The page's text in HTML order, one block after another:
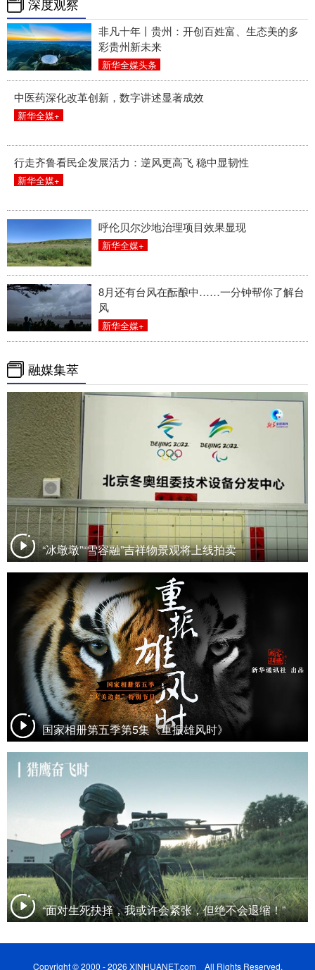
山东 河南 湖北 湖南
广东 广西
四川 贵州 云南 西藏
陕西
新疆 内蒙古 黑龙江
English Español Français
Русский язык
Deutsch Português
深度观察
非凡十年丨贵州：开创百姓富、生态美的多
彩贵州新未来
新华全媒头条
中医药深化改革创新，数字讲述显著成效
新华全媒+
行走齐鲁看民企发展活力：逆风更高飞 稳中显韧性
新华全媒+
呼伦贝尔沙地治理项目效果显现
新华全媒+
8月还有台风在酝酿中……一分钟帮你了解台
风
新华全媒+
融媒集萃
“冰墩墩”“雪容融”吉祥物景观将上线拍卖
国家相册第五季第5集《重振雄风时》
“面对生死抉择，我或许会紧张，但绝不会退缩！”
Copyright © 2000 - 2026 XINHUANET.com All Rights Reserved.